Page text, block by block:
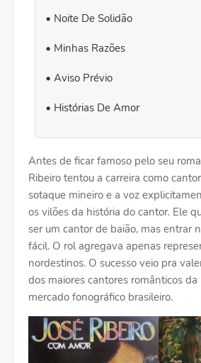
Noite De Solidão
Minhas Razões
Aviso Prévio
Histórias De Amor
Antes de ficar famoso pelo seu
Ribeiro tentou a carreira como
sotaque mineiro e a voz
os vilões da história do cantor. Ele
ser um cantor de baião, mas entrar
fácil. O rol agregava apenas
nordestinos. O sucesso veio pra
dos maiores cantores românticos
mercado fonográfico brasileiro.